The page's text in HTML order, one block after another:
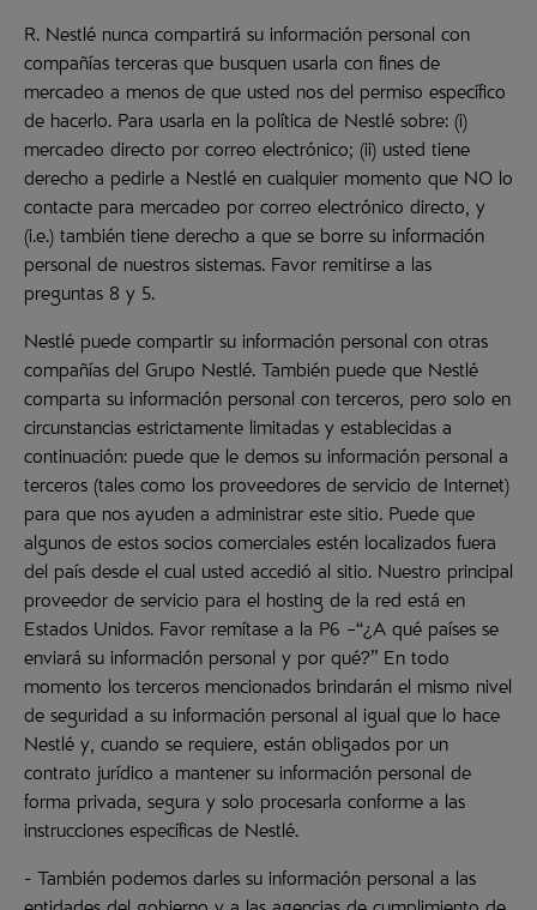
R. Nestlé nunca compartirá su información personal con
compañías terceras que busquen usarla con fines de
mercadeo a menos de que usted nos del permiso específico
de hacerlo. Para usarla en la política de Nestlé sobre: (i)
mercadeo directo por correo electrónico; (ii) usted tiene
derecho a pedirle a Nestlé en cualquier momento que NO lo
contacte para mercadeo por correo electrónico directo, y
(i.e.) también tiene derecho a que se borre su información
personal de nuestros sistemas. Favor remitirse a las
preguntas 8 y 5.
Nestlé puede compartir su información personal con otras
compañías del Grupo Nestlé. También puede que Nestlé
comparta su información personal con terceros, pero solo en
circunstancias estrictamente limitadas y establecidas a
continuación: puede que le demos su información personal a
terceros (tales como los proveedores de servicio de Internet)
para que nos ayuden a administrar este sitio. Puede que
algunos de estos socios comerciales estén localizados fuera
del país desde el cual usted accedió al sitio. Nuestro principal
proveedor de servicio para el hosting de la red está en
Estados Unidos. Favor remítase a la P6 –“¿A qué países se
enviará su información personal y por qué?” En todo
momento los terceros mencionados brindarán el mismo nivel
de seguridad a su información personal al igual que lo hace
Nestlé y, cuando se requiere, están obligados por un
contrato jurídico a mantener su información personal de
forma privada, segura y solo procesarla conforme a las
instrucciones específicas de Nestlé.
- También podemos darles su información personal a las